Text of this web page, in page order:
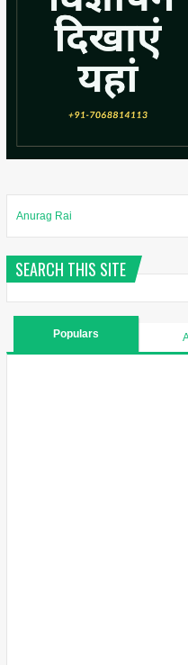
Anurag Rai
SEARCH THIS SITE
Populars